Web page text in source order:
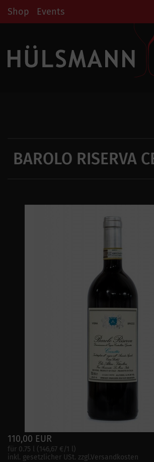
Shop Events
BAROLO RISERVA
110,00 EUR
für 0.75 l (146,67 €/1 l)
inkl. gesetzlicher USt. zzgl.Versandkosten